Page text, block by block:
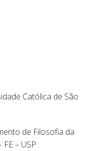
Católica de São
de Filosofia da
– USP